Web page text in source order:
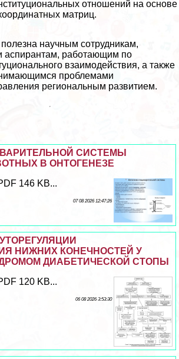
отношений на основе
матриц.
научным сотрудникам,
аспирантам, работающим по
взаимодействия, а также
проблемами
региональным развитием.
СИСТЕМЫ
В ОНТОГЕНЕЗЕ
146 KB...
07 08 2026 12:47:26
НИЖНИХ КОНЕЧНОСТЕЙ У
ДИАБЕТИЧЕСКОЙ СТОПЫ
120 KB...
06 08 2026 3:53:30